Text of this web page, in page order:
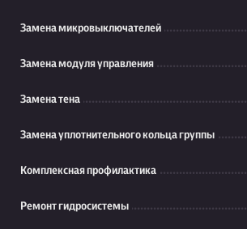
Замена микровыключателей
Замена модуля управления
Замена тена
Замена уплотнительного кольца группы
Комплексная профилактика
Ремонт гидросистемы